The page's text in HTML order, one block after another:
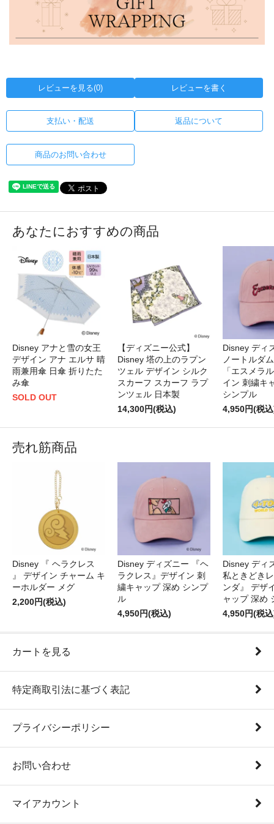
レビューを見る(0) レビューを書く
支払い・配送 返品について
商品のお問い合わせ
あなたにおすすめの商品
Disney アナと雪の女王
デザイン アナ エルサ 晴
雨兼用傘 日傘 折りたた
み傘
SOLD OUT
【ディズニー公式】
Disney 塔の上のラプン
ツェル デザイン シルク
スカーフ スカーフ ラプ
ンツェル 日本製
14,300円(税込)
Disney ディ
ノートルダ
「エスメラ
イン 刺繍キ
シンプル
4,950円(税
売れ筋商品
Disney 『 ヘラクレス
』 デザイン チャーム キ
ーホルダー メグ
2,200円(税込)
Disney ディズニー 『ヘ
ラクレス』デザイン 刺
繍キャップ 深め シンプ
ル
4,950円(税込)
Disney ディ
私ときどき
ンダ』 デザ
ャップ 深め
4,950円(税
カートを見る
特定商取引法に基づく表記
プライバシーポリシー
お問い合わせ
マイアカウント